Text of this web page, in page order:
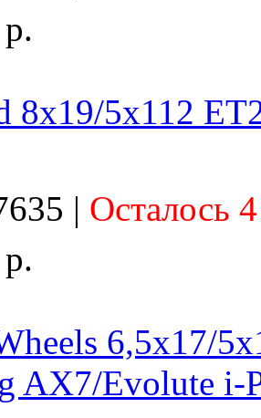
8x19/5x112
| Осталось
6,5x17/
AX7/Evolute i-